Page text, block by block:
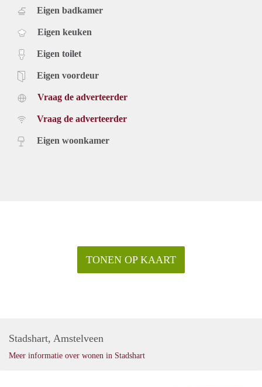
Eigen badkamer
Eigen keuken
Eigen toilet
Eigen voordeur
Vraag de adverteerder
Vraag de adverteerder
Eigen woonkamer
TONEN OP KAART
Stadshart, Amstelveen
Meer informatie over wonen in Stadshart